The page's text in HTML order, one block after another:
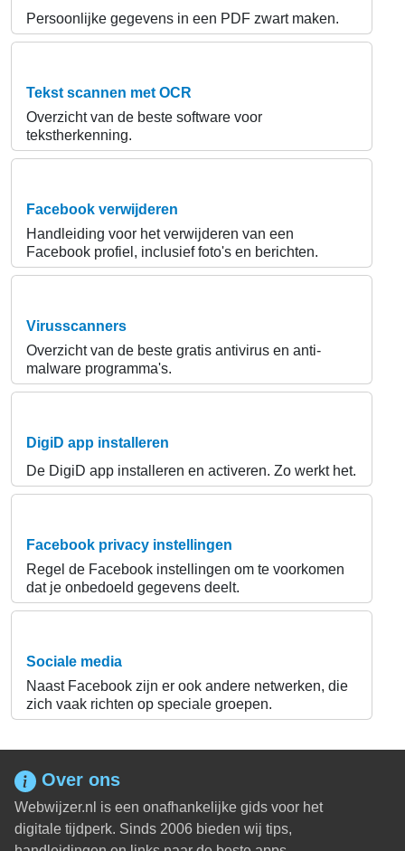
Persoonlijke gegevens in een PDF zwart maken.
Tekst scannen met OCR
Overzicht van de beste software voor
tekstherkenning.
Facebook verwijderen
Handleiding voor het verwijderen van een
Facebook profiel, inclusief foto's en berichten.
Virusscanners
Overzicht van de beste gratis antivirus en anti-
malware programma's.
DigiD app installeren
De DigiD app installeren en activeren. Zo werkt het.
Facebook privacy instellingen
Regel de Facebook instellingen om te voorkomen
dat je onbedoeld gegevens deelt.
Sociale media
Naast Facebook zijn er ook andere netwerken, die
zich vaak richten op speciale groepen.
Over ons
Webwijzer.nl is een onafhankelijke gids voor het
digitale tijdperk. Sinds 2006 bieden wij tips,